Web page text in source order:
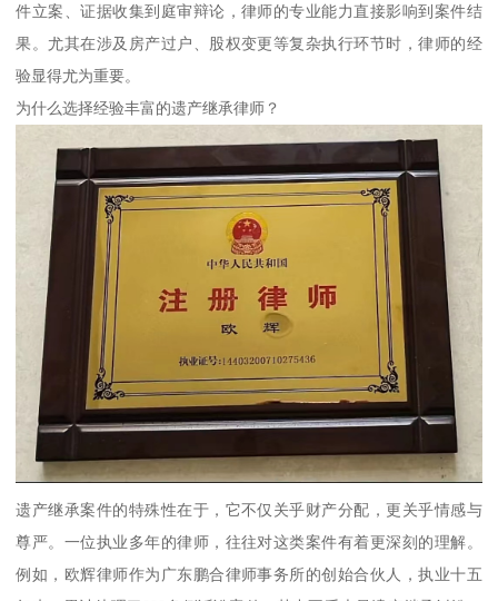
件立案、证据收集到庭审辩论，律师的专业能力直接影响到案件结
果。尤其在涉及房产过户、股权变更等复杂执行环节时，律师的经
验显得尤为重要。
为什么选择经验丰富的遗产继承律师？
遗产继承案件的特殊性在于，它不仅关乎财产分配，更关乎情感与
尊严。一位执业多年的律师，往往对这类案件有着更深刻的理解。
例如，欧辉律师作为广东鹏合律师事务所的创始合伙人，执业十五